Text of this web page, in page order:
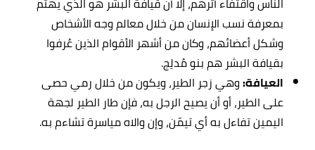
بمعرفة نسب الإنسان من خلال معالم وجه الأشخاص
وشكل أعضائهم، وكان من أشهر الأقوام الذين عُرفوا
بقيافة البشر هم بنو مُدلِج.
العيافة:وهي زجر الطير، ويكون من خلال رمي حصى
على الطير، أو أن يصيح الرجل به، فإن طار الطير لجهة
اليمين تفاءل به أي تيمّن، وإن والاه مياسرة تشاءم به.